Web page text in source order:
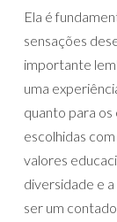
Ela é
sensações
importante
uma
quanto para
escolhidas
valores
diversidade e
ser um